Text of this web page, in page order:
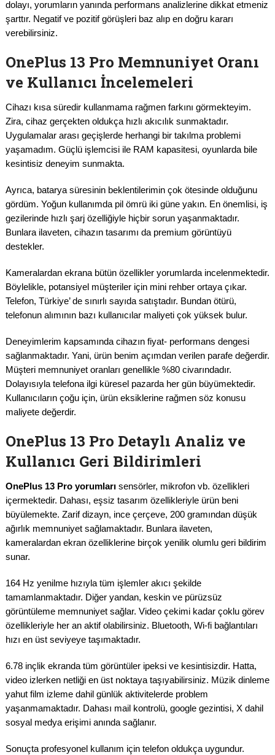
dolayı, yorumların yanında performans analizlerine dikkat etmeniz
şarttır. Negatif ve pozitif görüşleri baz alıp en doğru kararı
verebilirsiniz.
OnePlus 13 Pro Memnuniyet Oranı
ve Kullanıcı İncelemeleri
Cihazı kısa süredir kullanmama rağmen farkını görmekteyim.
Zira, cihaz gerçekten oldukça hızlı akıcılık sunmaktadır.
Uygulamalar arası geçişlerde herhangi bir takılma problemi
yaşamadım. Güçlü işlemcisi ile RAM kapasitesi, oyunlarda bile
kesintisiz deneyim sunmakta.
Ayrıca, batarya süresinin beklentilerimin çok ötesinde olduğunu
gördüm. Yoğun kullanımda pil ömrü iki güne yakın. En önemlisi, iş
gezilerinde hızlı şarj özelliğiyle hiçbir sorun yaşanmaktadır.
Bunlara ilaveten, cihazın tasarımı da premium görüntüyü
destekler.
Kameralardan ekrana bütün özellikler yorumlarda incelenmektedir.
Böylelikle, potansiyel müşteriler için mini rehber ortaya çıkar.
Telefon, Türkiye’ de sınırlı sayıda satıştadır. Bundan ötürü,
telefonun alımının bazı kullanıcılar maliyeti çok yüksek bulur.
Deneyimlerim kapsamında cihazın fiyat- performans dengesi
sağlanmaktadır. Yani, ürün benim açımdan verilen parafe değerdir.
Müşteri memnuniyet oranları genellikle %80 civarındadır.
Dolayısıyla telefona ilgi küresel pazarda her gün büyümektedir.
Kullanıcıların çoğu için, ürün eksiklerine rağmen söz konusu
maliyete değerdir.
OnePlus 13 Pro Detaylı Analiz ve
Kullanıcı Geri Bildirimleri
OnePlus 13 Pro yorumları sensörler, mikrofon vb. özellikleri
içermektedir. Dahası, eşsiz tasarım özellikleriyle ürün beni
büyülemekte. Zarif dizayn, ince çerçeve, 200 gramından düşük
ağırlık memnuniyet sağlamaktadır. Bunlara ilaveten,
kameralardan ekran özelliklerine birçok yenilik olumlu geri bildirim
sunar.
164 Hz yenilme hızıyla tüm işlemler akıcı şekilde
tamamlanmaktadır. Diğer yandan, keskin ve pürüzsüz
görüntüleme memnuniyet sağlar. Video çekimi kadar çoklu görev
özellikleriyle her an aktif olabilirsiniz. Bluetooth, Wi-fi bağlantıları
hızı en üst seviyeye taşımaktadır.
6.78 inçlik ekranda tüm görüntüler ipeksi ve kesintisizdir. Hatta,
video izlerken netliği en üst noktaya taşıyabilirsiniz. Müzik dinleme
yahut film izleme dahil günlük aktivitelerde problem
yaşanmamaktadır. Dahası mail kontrolü, google gezintisi, X dahil
sosyal medya erişimi anında sağlanır.
Sonuçta profesyonel kullanım için telefon oldukça uygundur.